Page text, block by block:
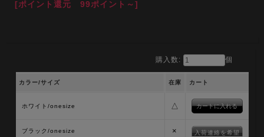
[ポイント還元 99ポイント～]
購入数: 個
カラー/サイズ 在庫 カート
ホワイト/onesize △
ブラック/onesize × 入荷連絡を希望